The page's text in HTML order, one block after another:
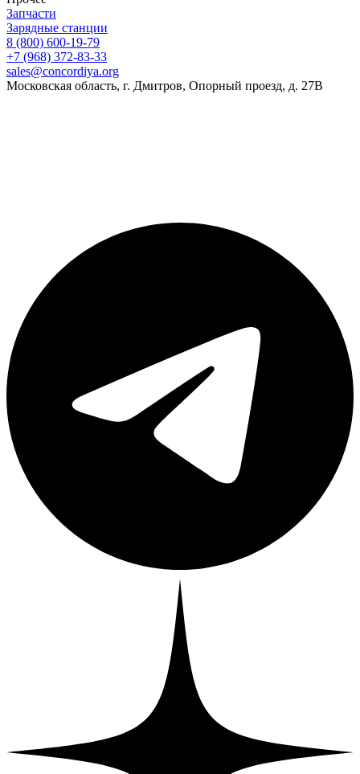
Запчасти
Зарядные станции
8 (800) 600-19-79
+7 (968) 372-83-33
sales@concordiya.org
Московская область, г. Дмитров, Опорный проезд, д. 27В